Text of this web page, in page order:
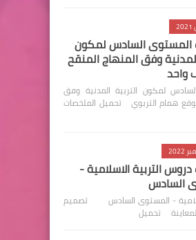
المستوى السادس لمكون
وفق المنهاج المنقح
لمكون التربية المدنية وفق
همام التربوي تحميل الملخصات
التربية الاسلامية -
السادس
- المستوى السادس تصميم
تحميل